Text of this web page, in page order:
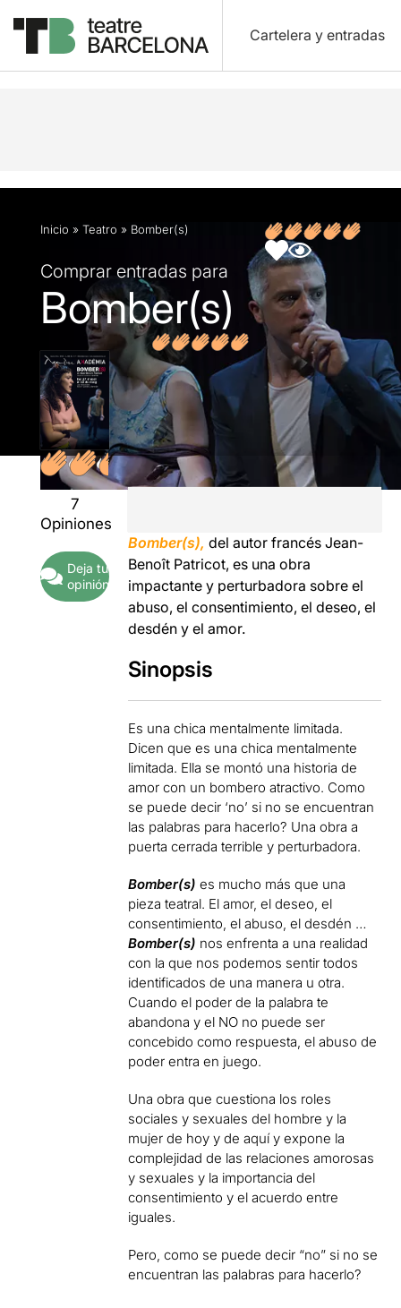
Cartelera y entradas
Descripción Ficha artística Fotos y vídeos
Inicio » Teatro » Bomber(s)
Comprar entradas para
Bomber(s)
7
Opiniones
Deja tu
opinión
Bomber(s), del autor francés Jean-
Benoît Patricot, es una obra
impactante y perturbadora sobre el
abuso, el consentimiento, el deseo, el
desdén y el amor.
Sinopsis
Es una chica mentalmente limitada.
Dicen que es una chica mentalmente
limitada. Ella se montó una historia de
amor con un bombero atractivo. Como
se puede decir ‘no’ si no se encuentran
las palabras para hacerlo? Una obra a
puerta cerrada terrible y perturbadora.
Bomber(s)es mucho más que una
pieza teatral. El amor, el deseo, el
consentimiento, el abuso, el desdén …
Bomber(s) nos enfrenta a una realidad
con la que nos podemos sentir todos
identificados de una manera u otra.
Cuando el poder de la palabra te
abandona y el NO no puede ser
concebido como respuesta, el abuso de
poder entra en juego.
Una obra que cuestiona los roles
sociales y sexuales del hombre y la
mujer de hoy y de aquí y expone la
complejidad de las relaciones amorosas
y sexuales y la importancia del
consentimiento y el acuerdo entre
iguales.
Pero, como se puede decir “no” si no se
encuentran las palabras para hacerlo?